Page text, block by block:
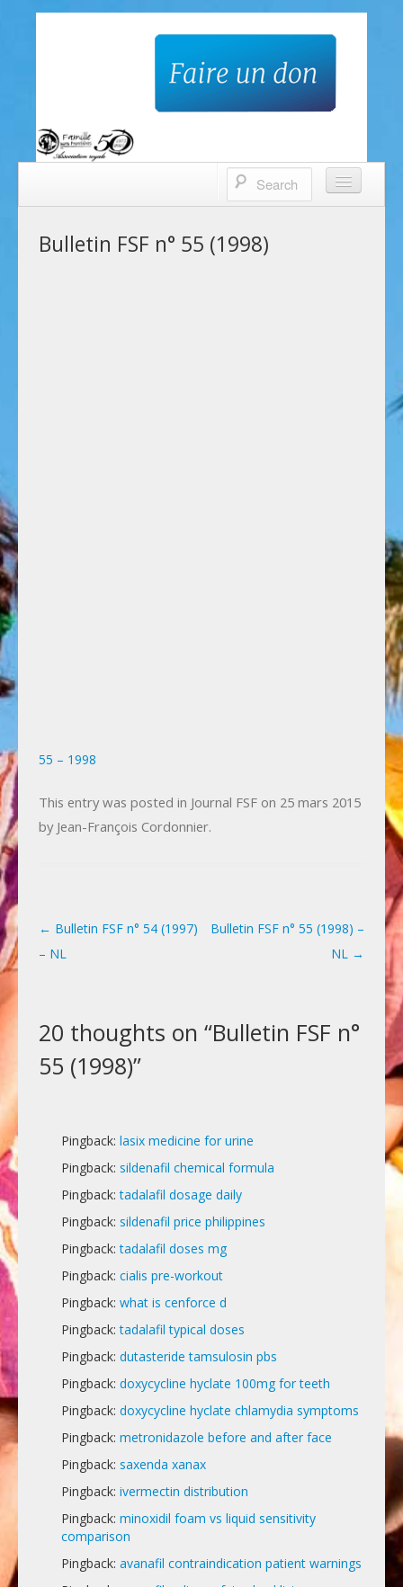
Famille sans frontières
Bulletin FSF n° 55 (1998)
55 – 1998
This entry was posted in Journal FSFon 25 mars 2015
by Jean-François Cordonnier.
Post navigation
← Bulletin FSF n° 54 (1997)
– NL
Bulletin FSF n° 55 (1998) –
NL →
20 thoughts on “Bulletin FSF n°
55 (1998)”
Pingback: lasix medicine for urine
Pingback: sildenafil chemical formula
Pingback:tadalafil dosage daily
Pingback: sildenafil price philippines
Pingback:tadalafil doses mg
Pingback: cialis pre-workout
Pingback: what is cenforce d
Pingback:tadalafil typical doses
Pingback: dutasteride tamsulosin pbs
Pingback: doxycycline hyclate 100mg for teeth
Pingback: doxycycline hyclate chlamydia symptoms
Pingback: metronidazole before and after face
Pingback: saxenda xanax
Pingback: ivermectin distribution
Pingback: minoxidil foam vs liquid sensitivity
comparison
Pingback: avanafil contraindication patient warnings